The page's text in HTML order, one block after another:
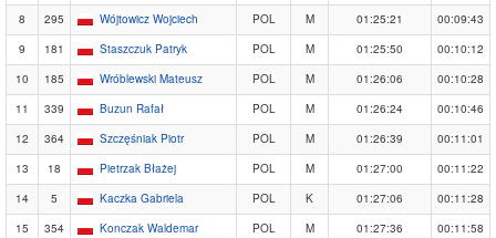
8
295 Wójtowicz Wojciech POL M 01:25:21
00:09:43
9
181 Staszczuk Patryk POL M 01:25:50
00:10:12
10
185 Wróblewski Mateusz POL M 01:26:06
00:10:28
11
339 Buzun Rafał POL M 01:26:24
00:10:46
12
364 Szczęśniak Piotr POL M 01:26:39
00:11:01
13
18 Pietrzak Błażej POL M 01:27:00
00:11:22
14
5 Kaczka Gabriela POL K 01:27:06
00:11:28
15
354 Konczak Waldemar POL M 01:27:36
00:11:58